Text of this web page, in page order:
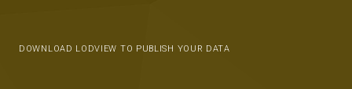
DOWNLOAD LODVIEW TO PUBLISH YOUR DATA